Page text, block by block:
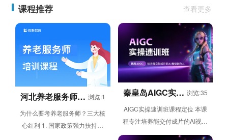
课程推荐 查看更多
河北养老服务师培 浏览:1
为什么要考养老服务师？三大核
心红利 1. 国家政策强力扶持，
秦皇岛AIGC实操 浏览:35
AIGC实操速训班课程定位 本课
程专注培养能交付成片的AI视觉
创作人才，依托6周线上灵活学